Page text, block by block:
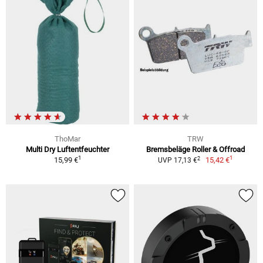
ThoMar
Multi Dry Luftentfeuchter
15,99 €1
TRW
Bremsbeläge Roller & Offroad
UVP 17,13 €2 15,42 €1